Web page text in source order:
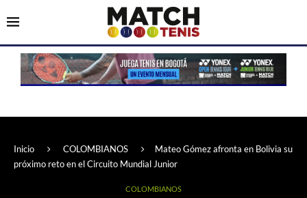
Inicio COLOMBIANOS
Mateo Gómez afronta en Bolivia su
próximo reto en el Circuito Mundial Junior
COLOMBIANOS